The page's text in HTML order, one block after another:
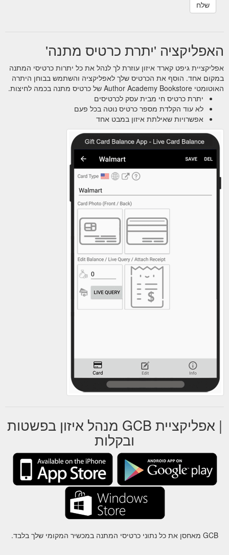
האפליקציה 'יתרת כרטיס מתנה'
אפליקציית גיפט קארד איזון עוזרת לך לנהל את כל יתרות כרטיסי המתנה
במקום אחד. הוסף את הכרטיס שלך לאפליקציה והשתמש בבוחן היתרה
האוטומטי Author Academy Bookstore של כרטיס מתנה בכמה לחיצות.
יתרת כרטיס חי מבית עסק לכרטיסים
לא עוד הקלדת מספר כרטיס נוטה בכל פעם
אפשרויות שאילתת איזון במבט אחד
| אפליקציית GCB מנהל איזון בפשטות
ובקלות
GCB מאחסן את כל נתוני כרטיסי המתנה במכשיר המקומי שלך בלבד.